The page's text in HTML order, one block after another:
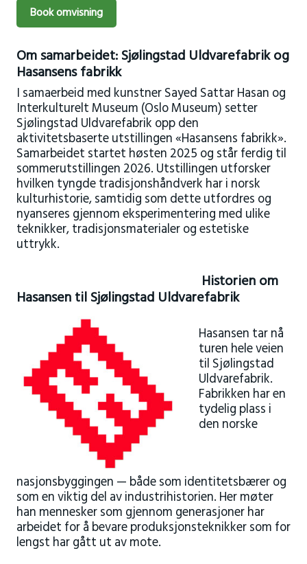
Book omvisning
Om samarbeidet: Sjølingstad Uldvarefabrik og
Hasansens fabrikk
I samaerbeid med kunstner Sayed Sattar Hasan og
Interkulturelt Museum (Oslo Museum) setter
Sjølingstad Uldvarefabrik opp den
aktivitetsbaserte utstillingen «Hasansens fabrikk».
Samarbeidet startet høsten 2025 og står ferdig til
sommerutstillingen 2026. Utstillingen utforsker
hvilken tyngde tradisjonshåndverk har i norsk
kulturhistorie, samtidig som dette utfordres og
nyanseres gjennom eksperimentering med ulike
teknikker, tradisjonsmaterialer og estetiske
uttrykk.
Historien om
Hasansen til Sjølingstad Uldvarefabrik
Hasansen tar nå
turen hele veien
til Sjølingstad
Uldvarefabrik.
Fabrikken har en
tydelig plass i
den norske
nasjonsbyggingen — både som identitetsbærer og
som en viktig del av industrihistorien. Her møter
han mennesker som gjennom generasjoner har
arbeidet for å bevare produksjonsteknikker som for
lengst har gått ut av mote.